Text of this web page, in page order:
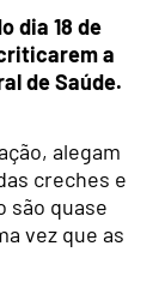
dia 18 de
a
de Saúde.
alegam
creches e
são quase
vez que as